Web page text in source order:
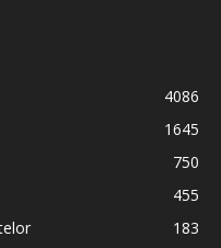
4086
1645
750
455
183